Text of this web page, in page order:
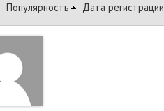
Популярность Дата регистрации